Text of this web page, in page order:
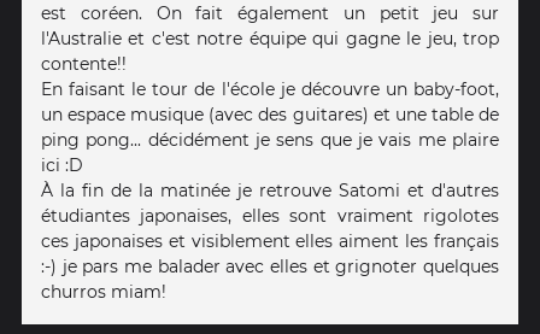
est coréen. On fait également un petit jeu sur
l'Australie et c'est notre équipe qui gagne le jeu, trop
contente!!
En faisant le tour de l'école je découvre un baby-foot,
un espace musique (avec des guitares) et une table de
ping pong... décidément je sens que je vais me plaire
ici :D
À la fin de la matinée je retrouve Satomi et d'autres
étudiantes japonaises, elles sont vraiment rigolotes
ces japonaises et visiblement elles aiment les français
:-) je pars me balader avec elles et grignoter quelques
churros miam!